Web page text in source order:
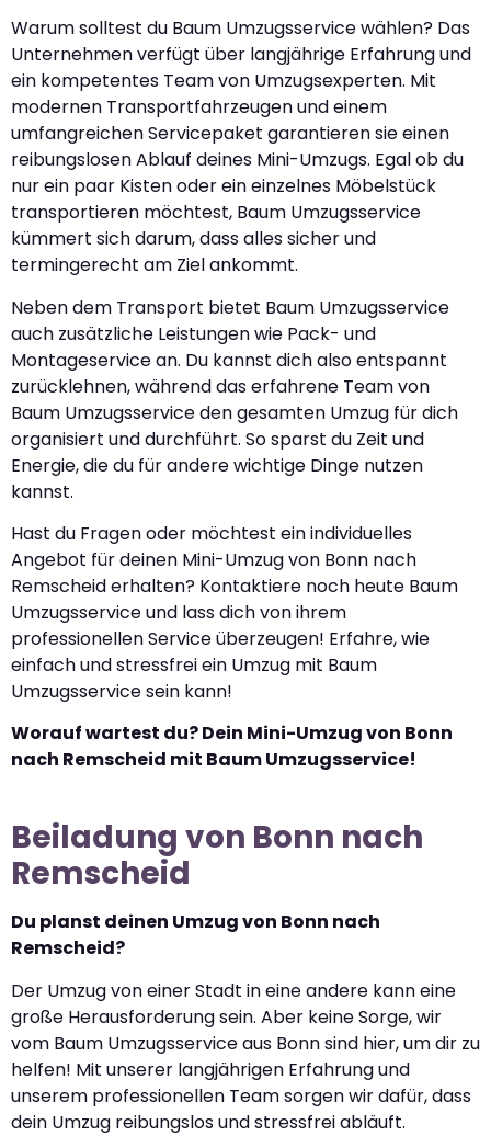
Warum solltest du Baum Umzugsservice wählen? Das
Unternehmen verfügt über langjährige Erfahrung und
ein kompetentes Team von Umzugsexperten. Mit
modernen Transportfahrzeugen und einem
umfangreichen Servicepaket garantieren sie einen
reibungslosen Ablauf deines Mini-Umzugs. Egal ob du
nur ein paar Kisten oder ein einzelnes Möbelstück
transportieren möchtest, Baum Umzugsservice
kümmert sich darum, dass alles sicher und
termingerecht am Ziel ankommt.
Neben dem Transport bietet Baum Umzugsservice
auch zusätzliche Leistungen wie Pack- und
Montageservice an. Du kannst dich also entspannt
zurücklehnen, während das erfahrene Team von
Baum Umzugsservice den gesamten Umzug für dich
organisiert und durchführt. So sparst du Zeit und
Energie, die du für andere wichtige Dinge nutzen
kannst.
Hast du Fragen oder möchtest ein individuelles
Angebot für deinen Mini-Umzug von Bonn nach
Remscheid erhalten? Kontaktiere noch heute Baum
Umzugsservice und lass dich von ihrem
professionellen Service überzeugen! Erfahre, wie
einfach und stressfrei ein Umzug mit Baum
Umzugsservice sein kann!
Worauf wartest du? Dein Mini-Umzug von Bonn
nach Remscheid mit Baum Umzugsservice!
Beiladung von Bonn nach
Remscheid
Du planst deinen Umzug von Bonn nach
Remscheid?
Der Umzug von einer Stadt in eine andere kann eine
große Herausforderung sein. Aber keine Sorge, wir
vom Baum Umzugsservice aus Bonn sind hier, um dir zu
helfen! Mit unserer langjährigen Erfahrung und
unserem professionellen Team sorgen wir dafür, dass
dein Umzug reibungslos und stressfrei abläuft.